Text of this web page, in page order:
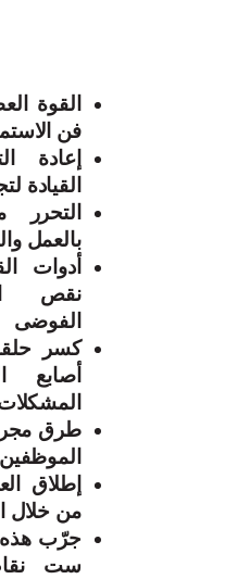
القوة
فن
إعادة
القيادة
التحرر
بالعمل
أدوات
نقص
الفوضى
كسر
أصابع
طرق
الموظفين
إطلاق
من خلال
جرّب هذه
ست